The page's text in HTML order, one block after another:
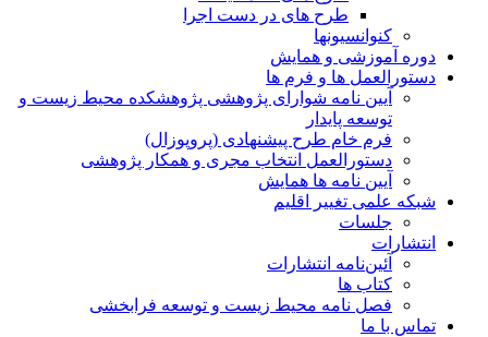
طرح های در دست اجرا
کنوانسیونها
دوره آموزشی و همایش
دستورالعمل ها و فرم ها
آیین نامه شوارای پژوهشی پژوهشکده محیط زیست و
توسعه پایدار
فرم خام طرح پیشنهادی (پروپوزال)
دستورالعمل انتخاب مجری و همکار پژوهشی
آیین نامه ها همایش
شبکه علمی تغییر اقلیم
جلسات
انتشارات
آئین‌نامه انتشارات
کتاب ها
فصل نامه محیط زیست و توسعه فرابخشی
تماس با ما